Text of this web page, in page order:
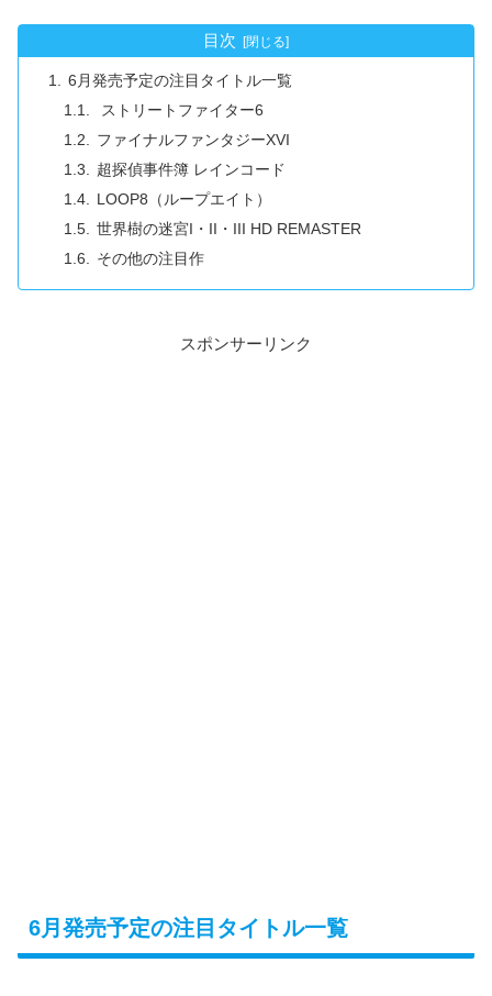
目次
6月発売予定の注目タイトル一覧
ストリートファイター6
ファイナルファンタジーXVI
超探偵事件簿 レインコード
LOOP8（ループエイト）
世界樹の迷宮I・II・III HD REMASTER
その他の注目作
スポンサーリンク
6月発売予定の注目タイトル一覧